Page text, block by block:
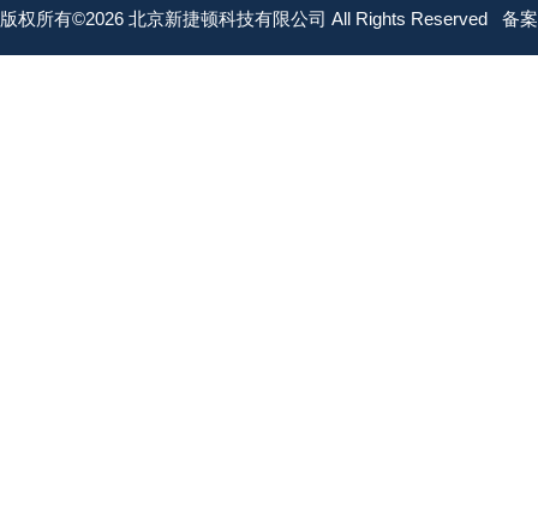
版权所有©2026 北京新捷顿科技有限公司 All Rights Reserved 备